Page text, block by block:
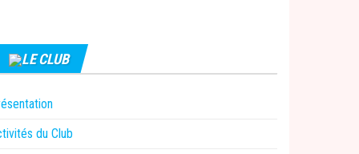
LE CLUB
du Club